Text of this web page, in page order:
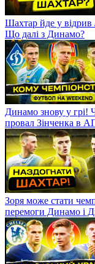
Шахтар йде у відрив
Що далі з Динамо?
Динамо знову у грі!
провал Зінченка в
Зоря може стати
перемоги Динамо і